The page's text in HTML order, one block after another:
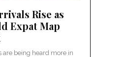
Rise as
Expat Map
are being heard more in